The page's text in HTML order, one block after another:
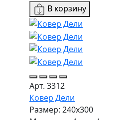
В корзину
Арт. 3312
Ковер Дели
Размер: 240х300